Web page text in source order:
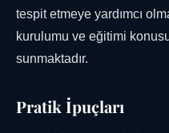
tespit etmeye yardımcı
kurulumu ve eğitimi
sunmaktadır.
Pratik İpuçları